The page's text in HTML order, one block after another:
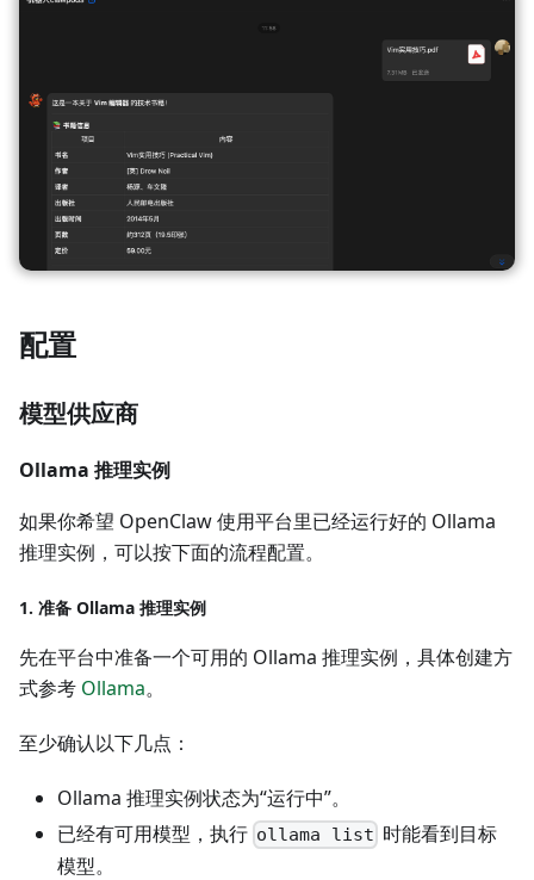
配置
模型供应商
Ollama 推理实例
如果你希望 OpenClaw 使用平台里已经运行好的 Ollama
推理实例，可以按下面的流程配置。
1. 准备 Ollama 推理实例
先在平台中准备一个可用的 Ollama 推理实例，具体创建方
式参考 Ollama。
至少确认以下几点：
Ollama 推理实例状态为“运行中”。
已经有可用模型，执行 ollama list 时能看到目标
模型。